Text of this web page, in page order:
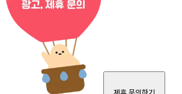
제휴 문의하기